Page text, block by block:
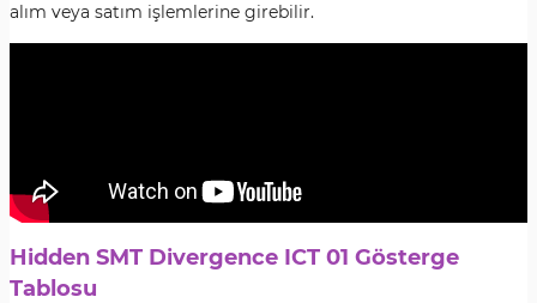
alım veya satım işlemlerine girebilir.
Hidden SMT Divergence ICT 01 Gösterge
Tablosu